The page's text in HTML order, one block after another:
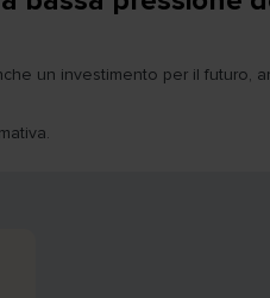
un investimento per il futuro,